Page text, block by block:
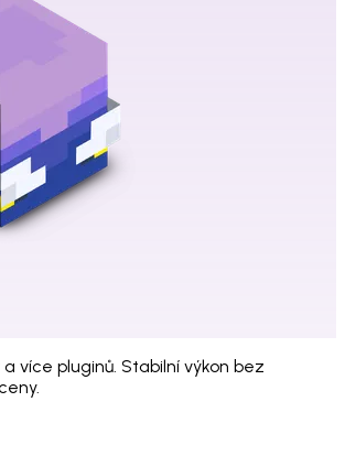
více pluginů. Stabilní výkon bez